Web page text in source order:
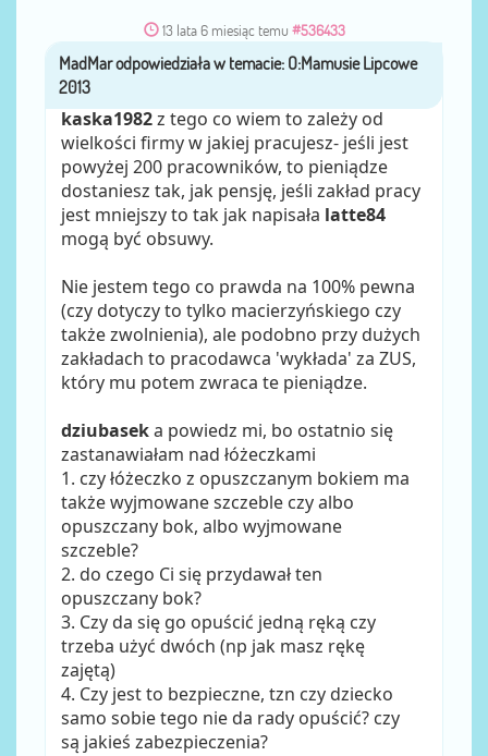
13 lata 6 miesiąc temu #536433
przezMadMar
kaska1982z tego co wiem to zależy od
wielkości firmy w jakiej pracujesz- jeśli jest
powyżej 200 pracowników, to pieniądze
dostaniesz tak, jak pensję, jeśli zakład pracy
jest mniejszy to tak jak napisała latte84
mogą być obsuwy.
Nie jestem tego co prawda na 100% pewna
(czy dotyczy to tylko macierzyńskiego czy
także zwolnienia), ale podobno przy dużych
zakładach to pracodawca 'wykłada' za ZUS,
który mu potem zwraca te pieniądze.
dziubaseka powiedz mi, bo ostatnio się
zastanawiałam nad łóżeczkami
1. czy łóżeczko z opuszczanym bokiem ma
także wyjmowane szczeble czy albo
opuszczany bok, albo wyjmowane
szczeble?
2. do czego Ci się przydawał ten
opuszczany bok?
3. Czy da się go opuścić jedną ręką czy
trzeba użyć dwóch (np jak masz rękę
zajętą)
4. Czy jest to bezpieczne, tzn czy dziecko
samo sobie tego nie da rady opuścić? czy
są jakieś zabezpieczenia?